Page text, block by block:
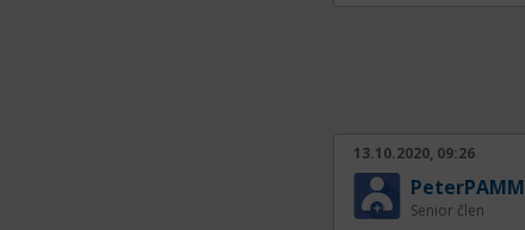
13.10.2020, 09:26
PeterPAMM
Senior člen